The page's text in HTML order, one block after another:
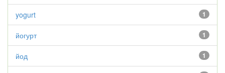
1
yogurt
1
йогурт
1
йод